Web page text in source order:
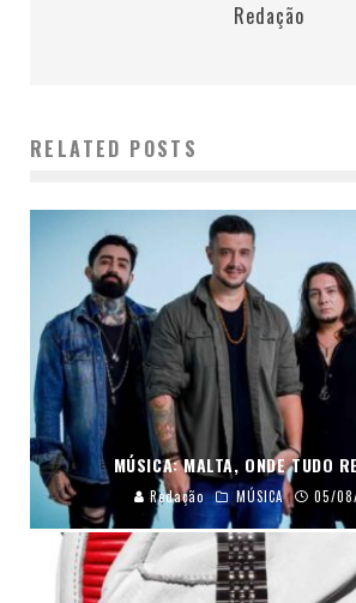
Redação
RELATED POSTS
MÚSICA: MALTA, ONDE TUDO
Redação MÚSICA 05/